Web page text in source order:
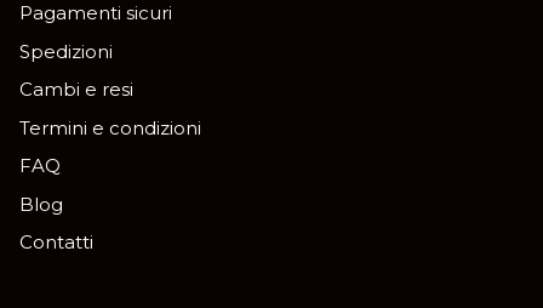
Pagamenti sicuri
Spedizioni
Cambi e resi
Termini e condizioni
FAQ
Blog
Contatti